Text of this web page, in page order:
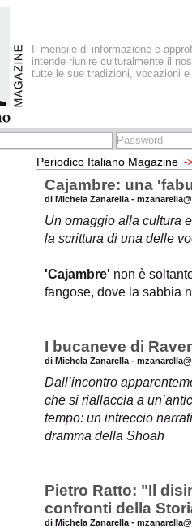
Il mensile di informazione e
intende riunire culturalmente il
tutte le sue tradizioni, vocazioni
Periodico Italiano Magazine ->
Cajambre: una
di Michela Zanarella -
Un omaggio alla cultura
la scrittura di una delle
'Cajambre' non è
fangose, dove la sabbia
I bucaneve di
di Michela Zanarella -
Dall’incontro
che si riallaccia a
tempo: un intreccio
dramma della Shoah
Pietro Ratto: "Il
confronti della
di Michela Zanarella -